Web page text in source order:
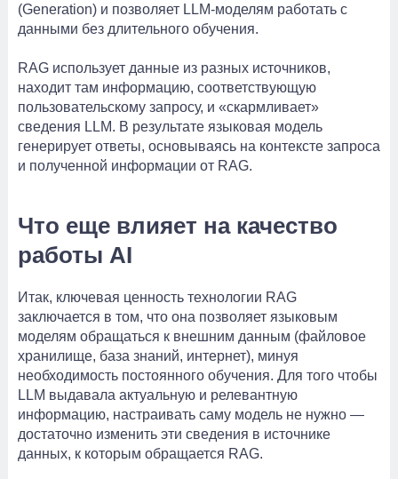
(Generation) и позволяет LLM-моделям работать с
данными без длительного обучения.
RAG использует данные из разных источников,
находит там информацию, соответствующую
пользовательскому запросу, и «скармливает»
сведения LLM. В результате языковая модель
генерирует ответы, основываясь на контексте запроса
и полученной информации от RAG.
Что еще влияет на качество
работы AI
Итак, ключевая ценность технологии RAG
заключается в том, что она позволяет языковым
моделям обращаться к внешним данным (файловое
хранилище, база знаний, интернет), минуя
необходимость постоянного обучения. Для того чтобы
LLM выдавала актуальную и релевантную
информацию, настраивать саму модель не нужно —
достаточно изменить эти сведения в источнике
данных, к которым обращается RAG.